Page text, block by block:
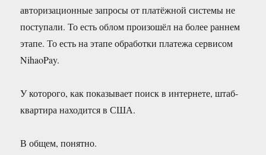
авторизационные запросы от платёжной системы не
поступали. То есть облом произошёл на более раннем
этапе. То есть на этапе обработки платежа сервисом
NihaoPay.
У которого, как показывает поиск в интернете, штаб-
квартира находится в США.
В общем, понятно.